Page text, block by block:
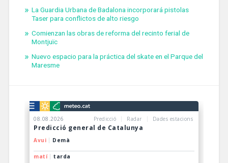
La Guardia Urbana de Badalona incorporará pistolas
Taser para conflictos de alto riesgo
Comienzan las obras de reforma del recinto ferial de
Montjuïc
Nuevo espacio para la práctica del skate en el Parque del
Maresme